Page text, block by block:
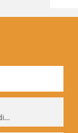
Biomechanik-Workshop mit Gennadij Bogdanow, Berlin, 1997